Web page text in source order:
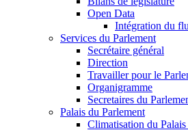
Open Data
Intégration du
Services du Parlement
Secrétaire général
Direction
Travailler pour le
Organigramme
Secretaires du
Palais du Parlement
Climatisation du